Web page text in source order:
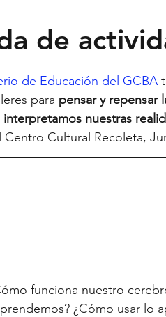
Experiencia museo
Verónica Weber
de
de Educación del GCBA
para pensar y repensar
nuestras
Cultural Recoleta,
funciona nuestro
¿Cómo usar lo